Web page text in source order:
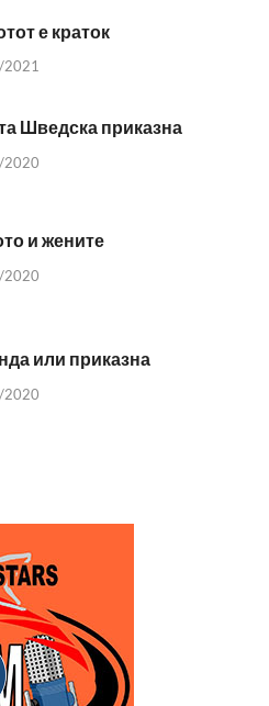
е краток
Шведска приказна
2020
и жените
2020
или приказна
2020